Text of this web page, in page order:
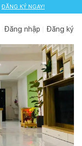
ĐĂNG KÝ NGAY!
Đăng nhập Đăng ký